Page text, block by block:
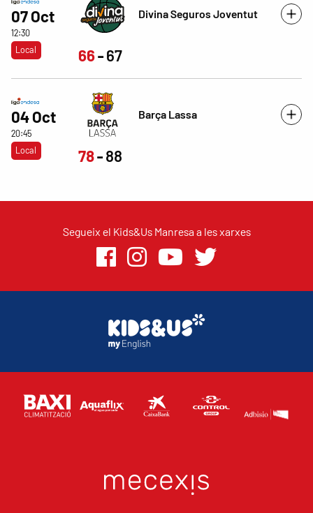
07 Oct
12:30
Local
Divina Seguros Joventut
66 67
04 Oct
20:45
Local
Barça Lassa
78 88
Segueix el Kids&Us Manresa a les xarxes